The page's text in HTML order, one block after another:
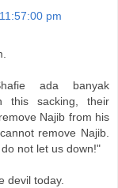
pm
ada banyak
this sacking, their
Najib from his
remove Najib.
not let us down!"
devil today.